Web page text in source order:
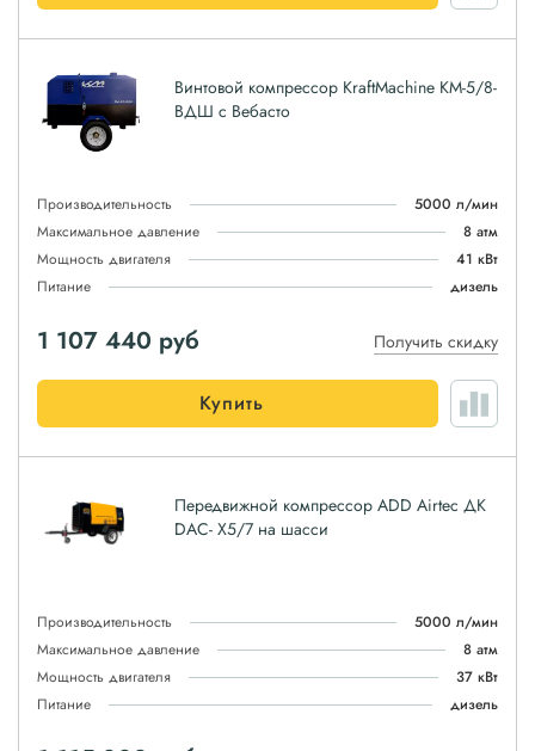
Винтовой компрессор KraftMachine КМ-5/8-
ВДШ с Вебасто
Производительность
5000 л/мин
Максимальное давление
8 атм
Мощность двигателя
41 кВт
Питание
дизель
1 107 440 руб Получить скидку
Купить
Передвижной компрессор ADD Airtec ДК
DAC- X5/7 на шасси
Производительность
5000 л/мин
Максимальное давление
8 атм
Мощность двигателя
37 кВт
Питание
дизель